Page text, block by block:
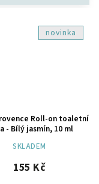
novinka
Roll-on toaletní
- Bílý jasmín, 10 ml
SKLADEM
155 Kč